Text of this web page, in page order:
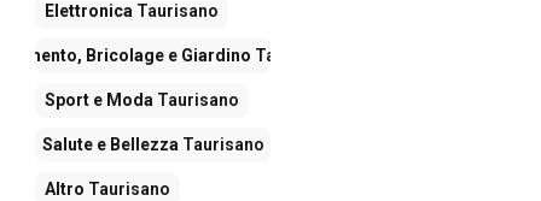
Elettronica Taurisano
Bricolage e Giardino Taurisano
Sport e Moda Taurisano
Salute e Bellezza Taurisano
Altro Taurisano